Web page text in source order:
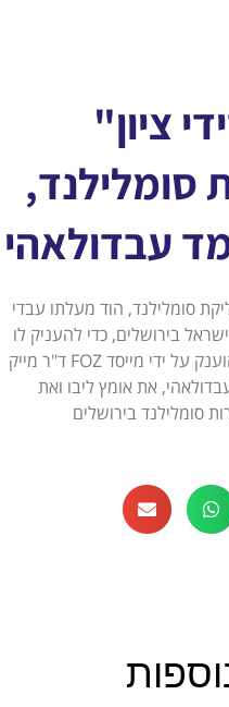
ציון"
סומלילנד,
עבדולאהי
סומלילנד, הוד מעלתו עבדי
בירושלים, כדי להעניק לו
את "אות ידידי ציון" היוקרתי. האות, שהוענק על ידי מייסד FOZ ד"ר מייק
את אומץ ליבו ואת
סומלילנד בירושלים